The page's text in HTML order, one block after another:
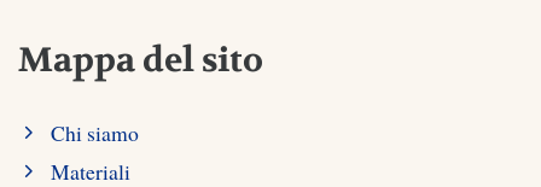
Mappa del sito
Chi siamo
Materiali